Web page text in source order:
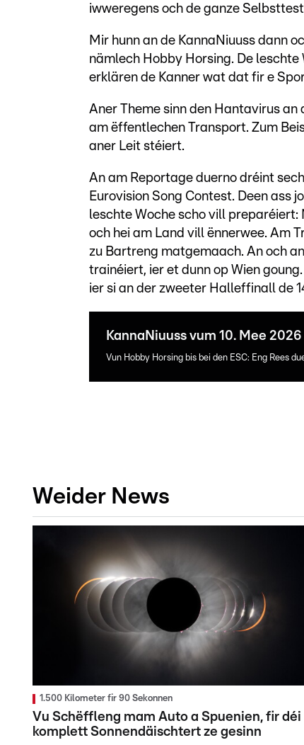
iwweregens och de ganze
Mir hunn an de KannaNiuuss dann
nämlech Hobby Horsing. De
erklären de Kanner wat dat fir e
Aner Theme sinn den Hantavirus
am ëffentlechen Transport. Zum
aner Leit stéiert.
An am Reportage duerno dréint
Eurovision Song Contest. Deen ass
leschte Woche scho vill
och hei am Land vill ënnerwee. Am
zu Bartreng matgemaach. An och
trainéiert, ier et dunn op Wien
ier si an der zweeter Halleffinall de
KannaNiuuss vum 10. Mee 2026
Vun Hobby Horsing bis bei den ESC: Eng Rees
Weider News
1.500 Kilometer fir 90 Sekonnen
Vu Schëffleng mam Auto a Spuenien, fir déi
komplett Sonnendäischtert ze gesinn